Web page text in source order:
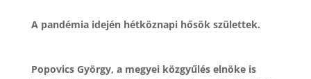
A pandémia idején hétköznapi hősök születtek.
Popovics György, a megyei közgyűlés elnöke is